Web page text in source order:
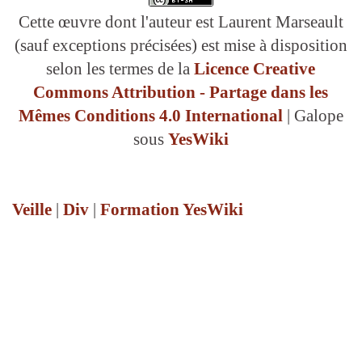
Cette œuvre dont l'auteur est Laurent Marseault
(sauf exceptions précisées) est mise à disposition
selon les termes de laLicence Creative
Commons Attribution - Partage dans les
Mêmes Conditions 4.0 International | Galope
sous YesWiki
Veille | Div | Formation YesWiki